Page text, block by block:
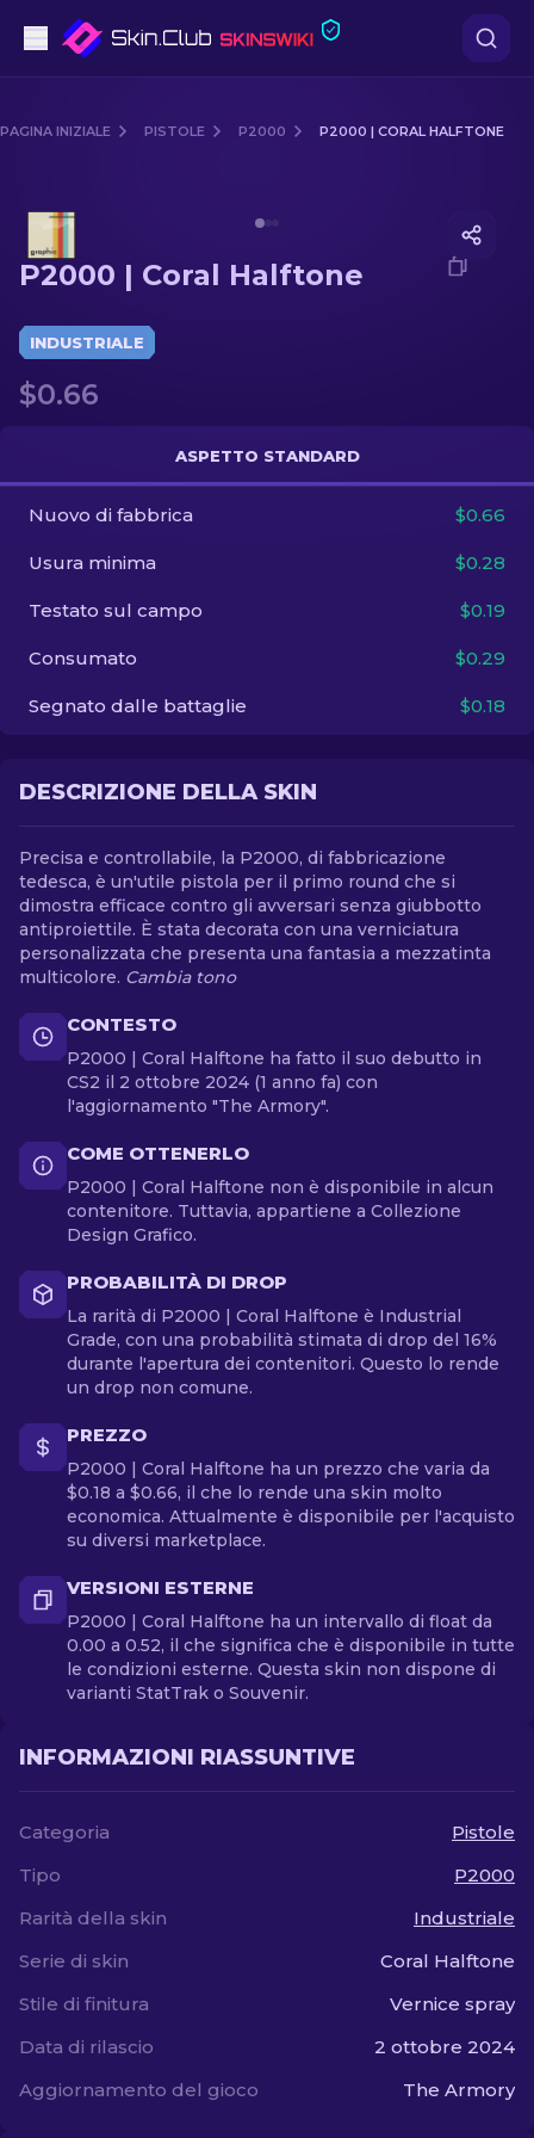
Fucile
Fucile di precisione
Coltelli
Guanto
Altro
PAGINA INIZIALE PISTOLE P2000 P2000 | CORAL HALFTONE
P2000 | Coral Halftone
INDUSTRIALE
$0.66
ASPETTO STANDARD
Nuovo di fabbrica $0.66
Usura minima $0.28
Testato sul campo $0.19
Consumato $0.29
Segnato dalle battaglie $0.18
DESCRIZIONE DELLA SKIN
Precisa e controllabile, la P2000, di fabbricazione
tedesca, è un'utile pistola per il primo round che si
dimostra efficace contro gli avversari senza giubbotto
antiproiettile. È stata decorata con una verniciatura
personalizzata che presenta una fantasia a mezzatinta
multicolore. Cambia tono
CONTESTO
P2000 | Coral Halftone ha fatto il suo debutto in
CS2 il 2 ottobre 2024 (1 anno fa) con
l'aggiornamento "The Armory".
COME OTTENERLO
P2000 | Coral Halftone non è disponibile in alcun
contenitore. Tuttavia, appartiene a Collezione
Design Grafico.
PROBABILITÀ DI DROP
La rarità di P2000 | Coral Halftone è Industrial
Grade, con una probabilità stimata di drop del 16%
durante l'apertura dei contenitori. Questo lo rende
un drop non comune.
PREZZO
P2000 | Coral Halftone ha un prezzo che varia da
$0.18 a $0.66, il che lo rende una skin molto
economica. Attualmente è disponibile per l'acquisto
su diversi marketplace.
VERSIONI ESTERNE
P2000 | Coral Halftone ha un intervallo di float da
0.00 a 0.52, il che significa che è disponibile in tutte
le condizioni esterne. Questa skin non dispone di
varianti StatTrak o Souvenir.
INFORMAZIONI RIASSUNTIVE
Categoria
Pistole
Tipo
P2000
Rarità della skin
Industriale
Serie di skin
Coral Halftone
Stile di finitura
Vernice spray
Data di rilascio
2 ottobre 2024
Aggiornamento del gioco
The Armory